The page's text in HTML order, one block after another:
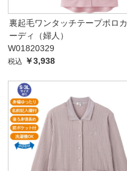
裏起毛ワンタッチテープポロカ
ーディ（婦人）
W01820329
税込 ￥3,938